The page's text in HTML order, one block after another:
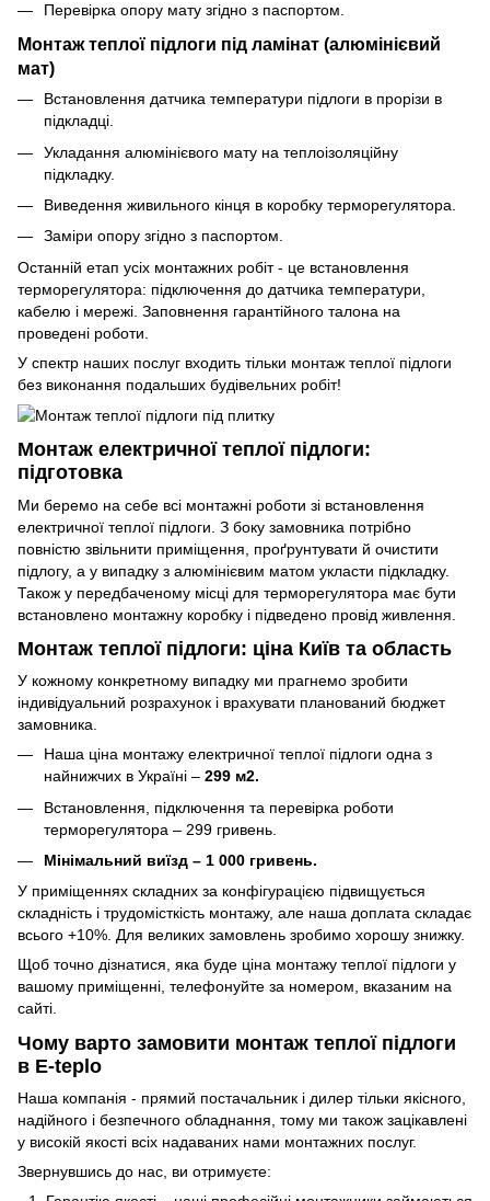
Перевірка опору мату згідно з паспортом.
Монтаж теплої підлоги під ламінат (алюмінієвий
мат)
Встановлення датчика температури підлоги в прорізи в
підкладці.
Укладання алюмінієвого мату на теплоізоляційну
підкладку.
Виведення живильного кінця в коробку терморегулятора.
Заміри опору згідно з паспортом.
Останній етап усіх монтажних робіт - це встановлення
терморегулятора: підключення до датчика температури,
кабелю і мережі. Заповнення гарантійного талона на
проведені роботи.
У спектр наших послуг входить тільки монтаж теплої підлоги
без виконання подальших будівельних робіт!
Монтаж електричної теплої підлоги:
підготовка
Ми беремо на себе всі монтажні роботи зі встановлення
електричної теплої підлоги. З боку замовника потрібно
повністю звільнити приміщення, проґрунтувати й очистити
підлогу, а у випадку з алюмінієвим матом укласти підкладку.
Також у передбаченому місці для терморегулятора має бути
встановлено монтажну коробку і підведено провід живлення.
Монтаж теплої підлоги: ціна Київ та область
У кожному конкретному випадку ми прагнемо зробити
індивідуальний розрахунок і врахувати планований бюджет
замовника.
Наша ціна монтажу електричної теплої підлоги одна з
найнижчих в Україні – 299 м2.
Встановлення, підключення та перевірка роботи
терморегулятора – 299 гривень.
Мінімальний виїзд – 1 000 гривень.
У приміщеннях складних за конфігурацією підвищується
складність і трудомісткість монтажу, але наша доплата складає
всього +10%. Для великих замовлень зробимо хорошу знижку.
Щоб точно дізнатися, яка буде ціна монтажу теплої підлоги у
вашому приміщенні, телефонуйте за номером, вказаним на
сайті.
Чому варто замовити монтаж теплої підлоги
в E-teplo
Наша компанія - прямий постачальник і дилер тільки якісного,
надійного і безпечного обладнання, тому ми також зацікавлені
у високій якості всіх надаваних нами монтажних послуг.
Звернувшись до нас, ви отримуєте: